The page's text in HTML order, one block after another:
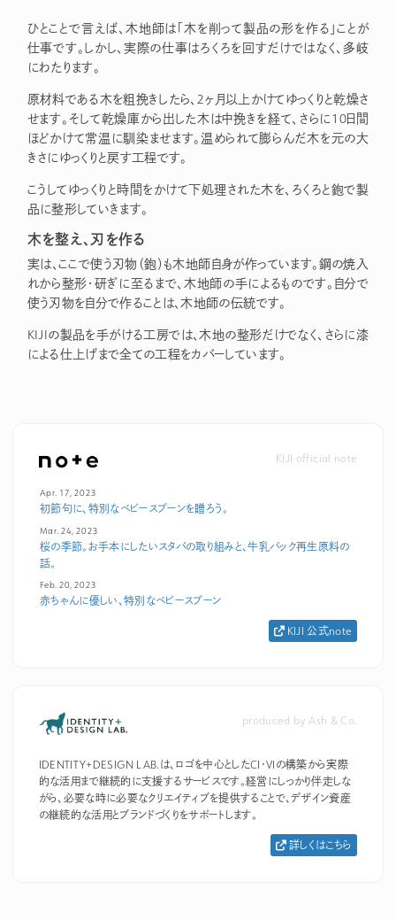
ひとことで言えば、木地師は「木を削って製品の形を作る」ことが
仕事です。しかし、実際の仕事はろくろを回すだけではなく、多岐
にわたります。
原材料である木を粗挽きしたら、2ヶ月以上かけてゆっくりと乾燥さ
せます。そして乾燥庫から出した木は中挽きを経て、さらに10日間
ほどかけて常温に馴染ませます。温められて膨らんだ木を元の大
きさにゆっくりと戻す工程です。
こうしてゆっくりと時間をかけて下処理された木を、ろくろと鉋で製
品に整形していきます。
木を整え、刃を作る
実は、ここで使う刃物（鉋）も木地師自身が作っています。鋼の焼入
れから整形・研ぎに至るまで、木地師の手によるものです。自分で
使う刃物を自分で作ることは、木地師の伝統です。
KIJIの製品を手がける工房では、木地の整形だけでなく、さらに漆
による仕上げまで全ての工程をカバーしています。
KIJI official note
Apr. 17, 2023
初節句に、特別なベビースプーンを贈ろう。
Mar. 24, 2023
桜の季節。お手本にしたいスタバの取り組みと、牛乳パック再生原料の
話。
Feb. 20, 2023
赤ちゃんに優しい、特別なベビースプーン
KIJI 公式note
produced by Ash & Co.
IDENTITY+DESIGN LAB.は、ロゴを中心としたCI・VIの構築から実際
的な活用まで継続的に支援するサービスです。経営にしっかり伴走しな
がら、必要な時に必要なクリエイティブを提供することで、デザイン資産
の継続的な活用とブランドづくりをサポートします。
詳しくはこちら